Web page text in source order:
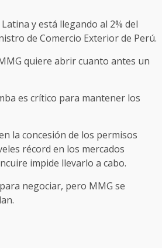
y está llegando al 2% del
de Comercio Exterior de Perú.
quiere abrir cuanto antes un
es crítico para mantener los
la concesión de los permisos
récord en los mercados
impide llevarlo a cabo.
negociar, pero MMG se